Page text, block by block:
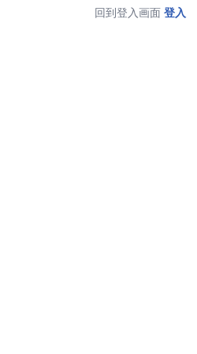
回到登入画面 登入